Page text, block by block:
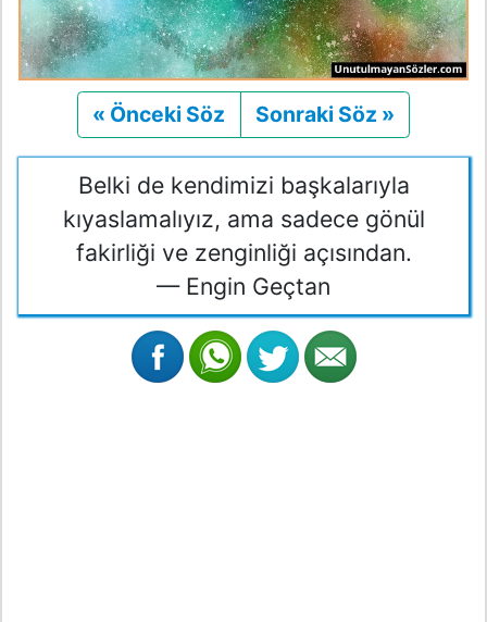
« Önceki Söz Önceki
Sonraki Söz »
Belki de kendimizi başkalarıyla
kıyaslamalıyız, ama sadece gönül
fakirliği ve zenginliği açısından.
— Engin Geçtan